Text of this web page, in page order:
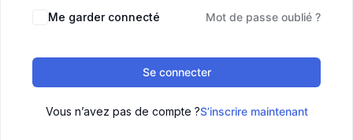
Me garder connecté Mot de passe oublié ?
Se connecter
Vous n’avez pas de compte ?S’inscrire maintenant